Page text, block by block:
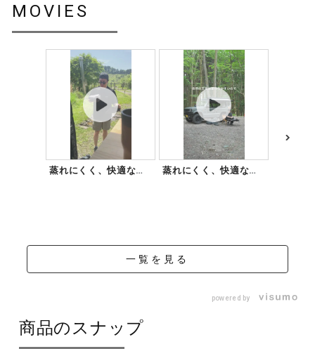
MOVIES
蒸れにくく、快適な着
蒸れにくく、快適な着
一覧を見る
powered by
商品のスナップ